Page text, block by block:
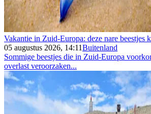
Vakantie in Zuid-Europa: deze nare beestjes
05 augustus 2026, 14:11Buitenland
Sommige beestjes die in Zuid-Europa
overlast veroorzaken...